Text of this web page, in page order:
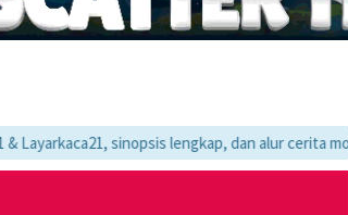
sinopsis lengkap, dan alur cerita movie